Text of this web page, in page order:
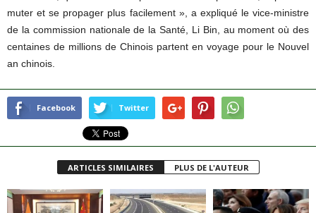
muter et se propager plus facilement », a expliqué le vice-ministre
de la commission nationale de la Santé, Li Bin, au moment où des
centaines de millions de Chinois partent en voyage pour le Nouvel
an chinois.
Facebook Twitter
ARTICLES SIMILAIRES PLUS DE L'AUTEUR